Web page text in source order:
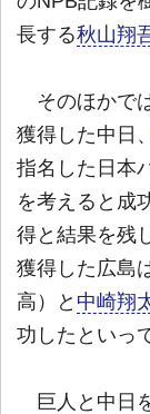
長する秋山翔
そのほかで
獲得した中日、
指名した日本
を考えると成
得と結果を残
獲得した広島
高）と 中崎翔
功したといっ
巨人と中日